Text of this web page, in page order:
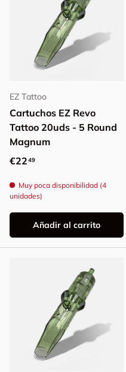
EZ Tattoo
Cartuchos EZ Revo
Tattoo 20uds - 5 Round
Magnum
Precio normal
€2249
Muy poca disponibilidad (4
unidades)
Añadir al carrito